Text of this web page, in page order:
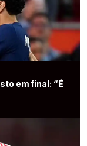
em final: “É